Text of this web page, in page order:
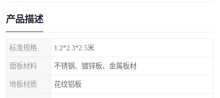
产品描述
标准规格 1.2*2.3*2.5米
面板材料 不锈钢、镀锌板、金属板材
地板材质 花纹铝板